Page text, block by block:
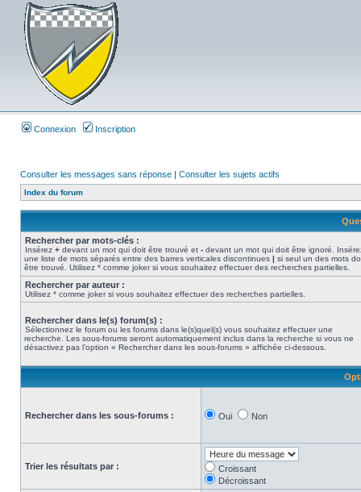
Connexion Inscription
Consulter les messages sans réponse | Consulter les sujets actifs
Index du forum
Rechercher par mots-clés :
Insérez + devant un mot qui doit être trouvé et - devant un mot qui doit être ignoré.
une liste de mots séparés entre des barres verticales discontinues | si seul un des mots
être trouvé. Utilisez * comme joker si vous souhaitez effectuer des recherches partielles.
Rechercher par auteur :
Utilisez * comme joker si vous souhaitez effectuer des recherches partielles.
Rechercher dans le(s) forum(s) :
Sélectionnez le forum ou les forums dans le(s)quel(s) vous souhaitez effectuer une
recherche. Les sous-forums seront automatiquement inclus dans la recherche si vous ne
désactivez pas l’option « Rechercher dans les sous-forums » affichée ci-dessous.
Rechercher dans les sous-forums : Oui Non
Trier les résultats par :
Croissant
Décroissant